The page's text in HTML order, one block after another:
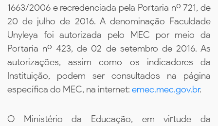
1663/2006 e recredenciada pela Portaria nº 721, de
20 de julho de 2016. A denominação Faculdade
Unyleya foi autorizada pelo MEC por meio da
Portaria nº 423, de 02 de setembro de 2016. As
autorizações, assim como os indicadores da
Instituição, podem ser consultados na página
específica do MEC, na internet: emec.mec.gov.br.
O Ministério da Educação, em virtude da